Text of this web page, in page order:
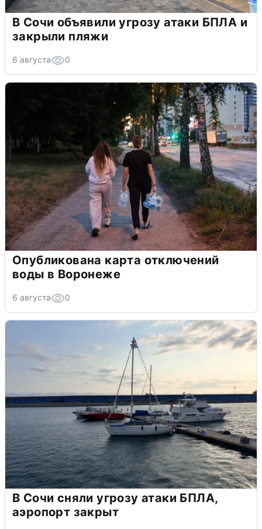
В Сочи объявили угрозу атаки БПЛА и
закрыли пляжи
6 августа 0
Опубликована карта отключений
воды в Воронеже
6 августа 0
В Сочи сняли угрозу атаки БПЛА,
аэропорт закрыт